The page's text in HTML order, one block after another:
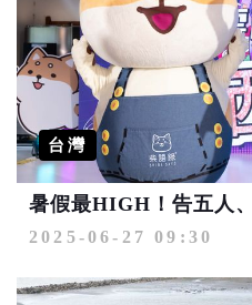
台灣
2025-06-27 09:30